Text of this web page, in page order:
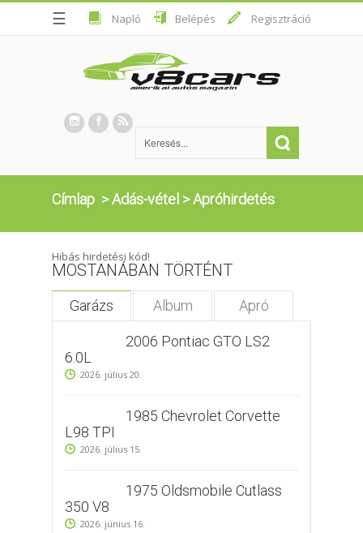
☰ Napló Belépés Regisztráció
Címlap >Adás-vétel >Apróhirdetés
Hibás hirdetési kód!
MOSTANÁBAN TÖRTÉNT
Garázs Album Apró
2006 Pontiac GTO LS2
6.0L
2026. július 20.
1985 Chevrolet Corvette
L98 TPI
2026. július 15.
1975 Oldsmobile Cutlass
350 V8
2026. június 16.